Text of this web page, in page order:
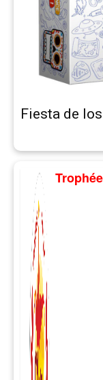
Fiesta de